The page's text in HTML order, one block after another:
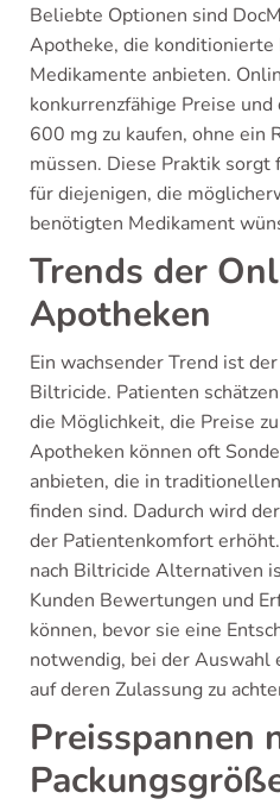
Beliebte Optionen sind
Apotheke, die konditionierte
Medikamente anbieten.
konkurrenzfähige Preise
600 mg zu kaufen, ohne ein
müssen. Diese Praktik sorgt
für diejenigen, die
benötigten Medikament
Trends der
Apotheken
Ein wachsender Trend ist
Biltricide. Patienten
die Möglichkeit, die Preise
Apotheken können oft
anbieten, die in
finden sind. Dadurch wird
der Patientenkomfort
nach Biltricide Alternativen
Kunden Bewertungen und
können, bevor sie eine
notwendig, bei der
auf deren Zulassung zu
Preisspannen